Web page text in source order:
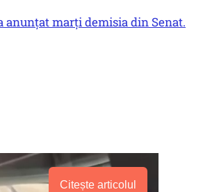
anunţat marţi demisia din Senat.
Citește articolul